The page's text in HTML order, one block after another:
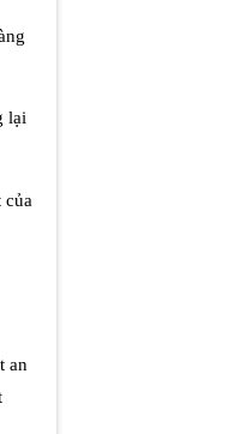
lại
của
an